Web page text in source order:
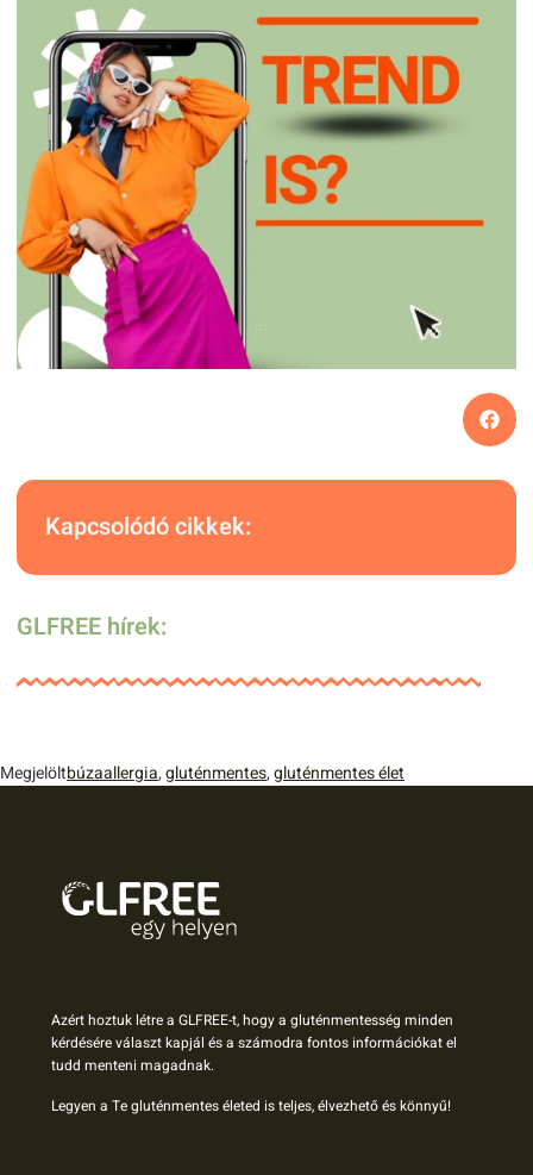
Kapcsolódó cikkek:
GLFREE hírek:
Megjelöltbúzaallergia,gluténmentes,gluténmentes élet
Azért hoztuk létre a GLFREE-t, hogy a gluténmentesség minden
kérdésére választ kapjál és a számodra fontos információkat el
tudd menteni magadnak.
Legyen a Te gluténmentes életed is teljes, élvezhető és könnyű!